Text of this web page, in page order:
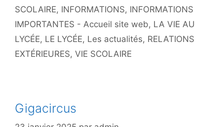
SCOLAIRE, INFORMATIONS, INFORMATIONS
IMPORTANTES - Accueil site web, LA VIE AU
LYCÉE, LE LYCÉE, Les actualités, RELATIONS
EXTÉRIEURES, VIE SCOLAIRE
Gigacircus